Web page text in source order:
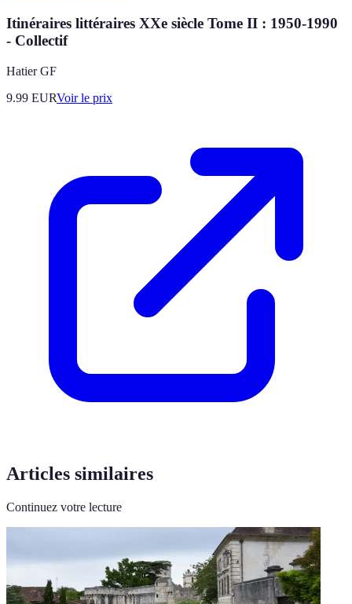
Itinéraires littéraires XXe siècle Tome II : 1950-1990
- Collectif
Hatier GF
9.99 EURVoir le prix
Articles similaires
Continuez votre lecture